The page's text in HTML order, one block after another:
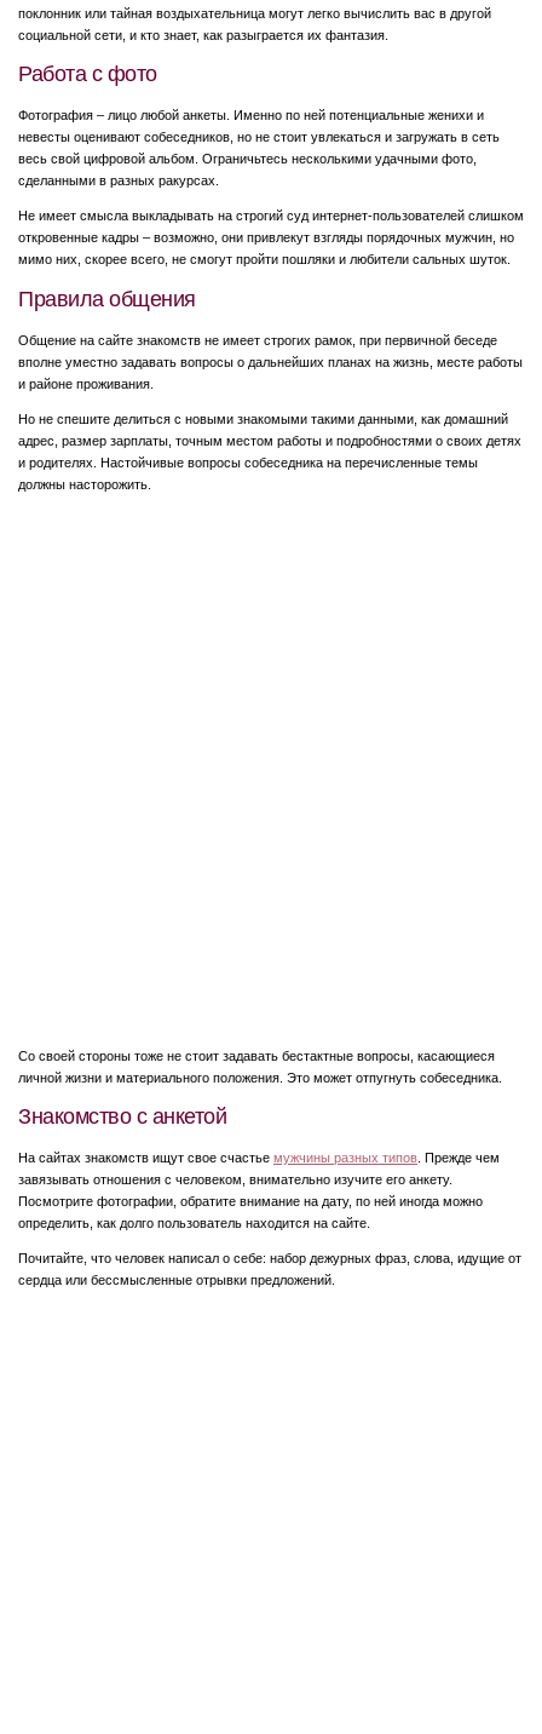
поклонник или тайная воздыхательница могут легко вычислить вас в другой
социальной сети, и кто знает, как разыграется их фантазия.
Работа с фото
Фотография – лицо любой анкеты. Именно по ней потенциальные женихи и
невесты оценивают собеседников, но не стоит увлекаться и загружать в сеть
весь свой цифровой альбом. Ограничьтесь несколькими удачными фото,
сделанными в разных ракурсах.
Не имеет смысла выкладывать на строгий суд интернет-пользователей слишком
откровенные кадры – возможно, они привлекут взгляды порядочных мужчин, но
мимо них, скорее всего, не смогут пройти пошляки и любители сальных шуток.
Правила общения
Общение на сайте знакомств не имеет строгих рамок, при первичной беседе
вполне уместно задавать вопросы о дальнейших планах на жизнь, месте работы
и районе проживания.
Но не спешите делиться с новыми знакомыми такими данными, как домашний
адрес, размер зарплаты, точным местом работы и подробностями о своих детях
и родителях. Настойчивые вопросы собеседника на перечисленные темы
должны насторожить.
Со своей стороны тоже не стоит задавать бестактные вопросы, касающиеся
личной жизни и материального положения. Это может отпугнуть собеседника.
Знакомство с анкетой
На сайтах знакомств ищут свое счастье мужчины разных типов . Прежде чем
завязывать отношения с человеком, внимательно изучите его анкету.
Посмотрите фотографии, обратите внимание на дату, по ней иногда можно
определить, как долго пользователь находится на сайте.
Почитайте, что человек написал о себе: набор дежурных фраз, слова, идущие от
сердца или бессмысленные отрывки предложений.